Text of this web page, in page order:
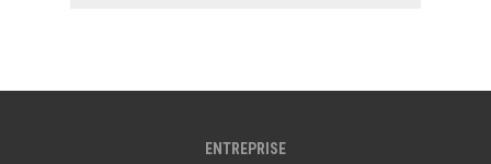
ENTREPRISE